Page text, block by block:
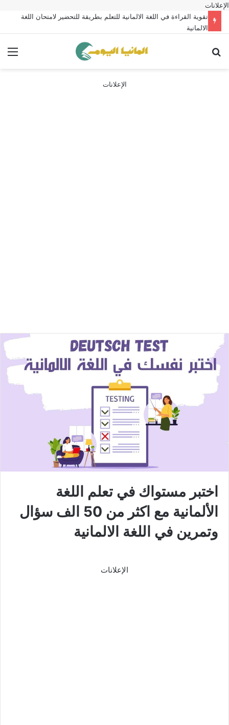
الإعلانات
تقوية القراءة في اللغة الالمانية للتعلم بطريقة للتحضير لامتحان اللغة
الالمانية
الإعلانات
اختبر مستواك في تعلم اللغة
الألمانية مع اكثر من 50 الف سؤال
وتمرين في اللغة الالمانية
الإعلانات